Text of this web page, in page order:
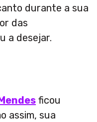
durante a sua
das
a desejar.
ficou
assim, sua